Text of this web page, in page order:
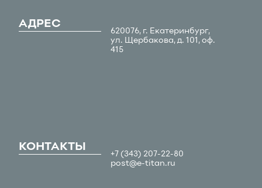
АДРЕС
620076, г. Екатеринбург,
ул. Щербакова, д. 101, оф.
415
КОНТАКТЫ
+7 (343) 207-22-80
post@e-titan.ru